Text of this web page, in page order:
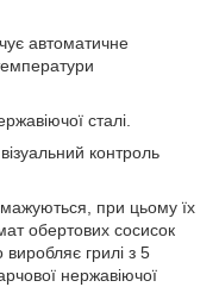
автоматичне
сталі.
контроль
при цьому їх
обертових сосисок
виробляє грилі з 5
нержавіючої